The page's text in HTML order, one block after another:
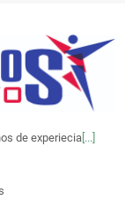
de experiecia [...]